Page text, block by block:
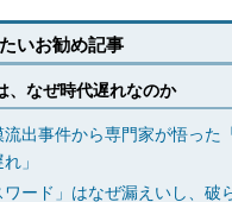
いお勧め記事
、なぜ時代遅れなのか
流出事件から専門家が悟った
」
ワード」はなぜ漏えいし、破